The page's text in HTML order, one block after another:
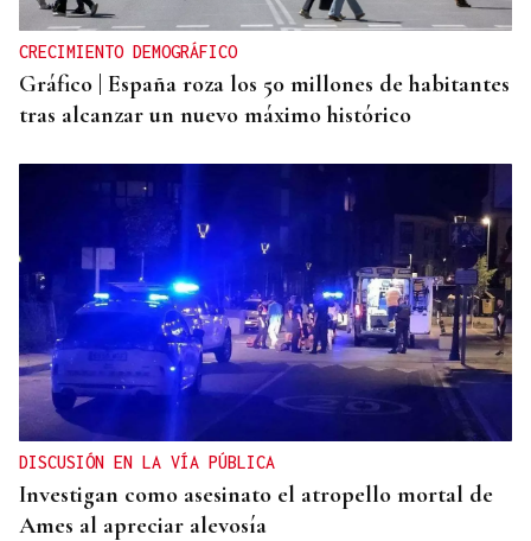
CRECIMIENTO DEMOGRÁFICO
Gráfico | España roza los 50 millones de habitantes
tras alcanzar un nuevo máximo histórico
DISCUSIÓN EN LA VÍA PÚBLICA
Investigan como asesinato el atropello mortal de
Ames al apreciar alevosía